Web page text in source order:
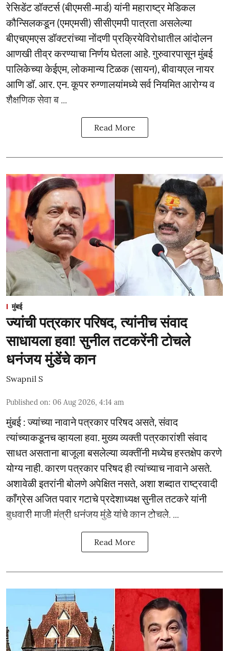
रेसिडेंट डॉक्टर्स (बीएमसी-मार्ड) यांनी महाराष्ट्र मेडिकल
कौन्सिलकडून (एमएमसी) सीसीएमपी पात्रता असलेल्या
बीएचएमएस डॉक्टरांच्या नोंदणी प्रक्रियेविरोधातील आंदोलन
आणखी तीव्र करण्याचा निर्णय घेतला आहे. गुरुवारपासून मुंबई
पालिकेच्या केईएम, लोकमान्य टिळक (सायन), बीवायएल नायर
आणि डॉ. आर. एन. कूपर रुग्णालयांमध्ये सर्व नियमित आरोग्य व
शैक्षणिक सेवा ब ...
Read More
मुंबई
ज्यांची पत्रकार परिषद, त्यांनीच संवाद
साधायला हवा! सुनील तटकरेंनी टोचले
धनंजय मुंडेंचे कान
Swapnil S
Published on: 06 Aug 2026, 4:14 am
मुंबई : ज्यांच्या नावाने पत्रकार परिषद असते, संवाद
त्यांच्याकडूनच व्हायला हवा. मुख्य व्यक्ती पत्रकारांशी संवाद
साधत असताना बाजूला बसलेल्या व्यक्तींनी मध्येच हस्तक्षेप करणे
योग्य नाही. कारण पत्रकार परिषद ही त्यांच्याच नावाने असते.
अशावेळी इतरांनी बोलणे अपेक्षित नसते, अशा शब्दात राष्ट्रवादी
काँग्रेस अजित पवार गटाचे प्रदेशाध्यक्ष सुनील तटकरे यांनी
बुधवारी माजी मंत्री धनंजय मुंडे यांचे कान टोचले. ...
Read More